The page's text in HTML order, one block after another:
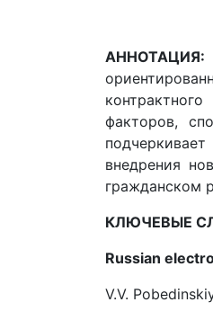
АННОТАЦИЯ:
факторов,
внедрения
гражданском
КЛЮЧЕВЫЕ
Russian
V.V.